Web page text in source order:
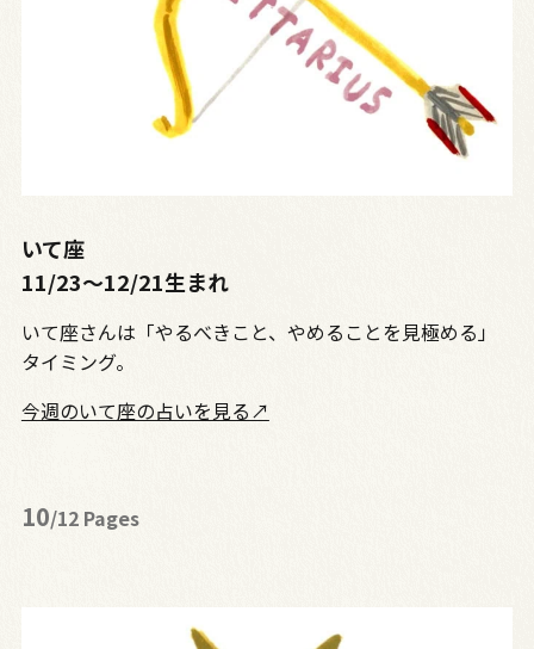
いて座
11/23〜12/21生まれ
いて座さんは「やるべきこと、やめることを見極める」
タイミング。
今週のいて座の占いを見る↗
10/12 Pages